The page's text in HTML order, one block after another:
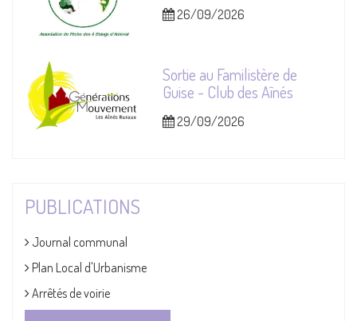
26/09/2026
Sortie au Familistère de
Guise - Club des Aînés
29/09/2026
PUBLICATIONS
Journal communal
Plan Local d'Urbanisme
Arrêtés de voirie